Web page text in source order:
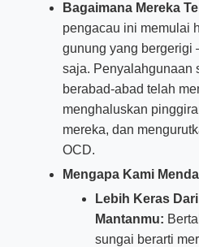
Bagaimana Mereka
pengacau ini memulai
gunung yang bergerigi
saja. Penyalahgunaan
berabad-abad telah
menghaluskan
mereka, dan
OCD.
Mengapa Kami
Lebih Keras
Mantanmu:
sungai berarti